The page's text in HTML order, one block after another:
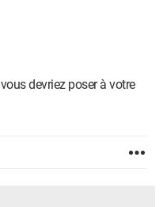
devriez poser à votre